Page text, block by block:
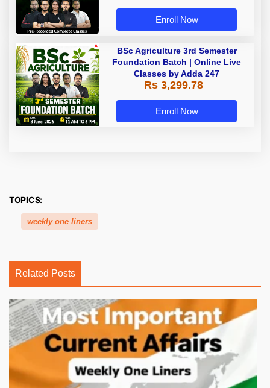
Enroll Now
BSc Agriculture 3rd Semester
Foundation Batch | Online Live
Classes by Adda 247
Rs 3,299.78
Enroll Now
TOPICS:
weekly one liners
Related Posts